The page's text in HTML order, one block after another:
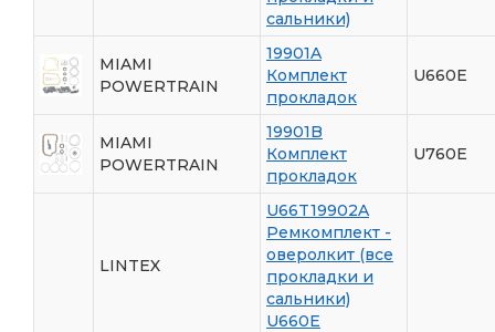
сальники)
MIAMI
POWERTRAIN
19901A
Комплект
прокладок
U660E
MIAMI
POWERTRAIN
19901B
Комплект
прокладок
U760E
LINTEX
U66T19902A
Ремкомплект -
оверолкит (все
прокладки и
сальники)
U660E